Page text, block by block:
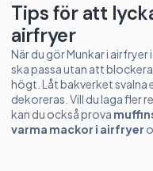
Tips för att
airfryer
När du gör Munkar i
ska passa utan att
högt. Låt bakverket svalna
dekoreras. Vill du laga fler
kan du också prova
varma mackor i airfryer